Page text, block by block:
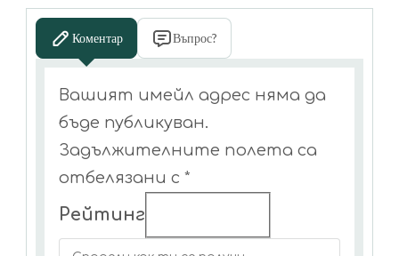
Коментар Въпрос?
Вашият имейл адрес няма да
бъде публикуван.
Задължителните полета са
отбелязани с *
Рейтинг